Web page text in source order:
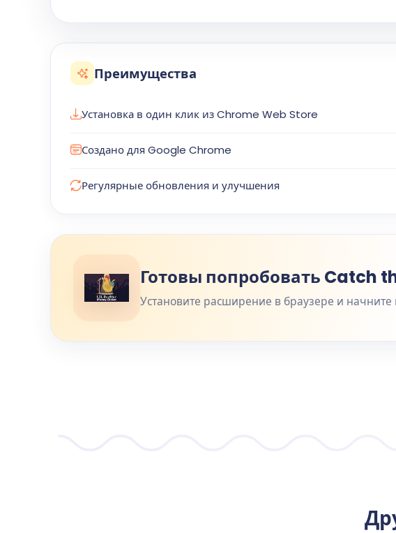
Преимущества
Установка в один клик из Chrome Web Store
Создано для Google Chrome
Регулярные обновления и улучшения
Готовы попробовать Catch
Установите расширение в браузере и начните